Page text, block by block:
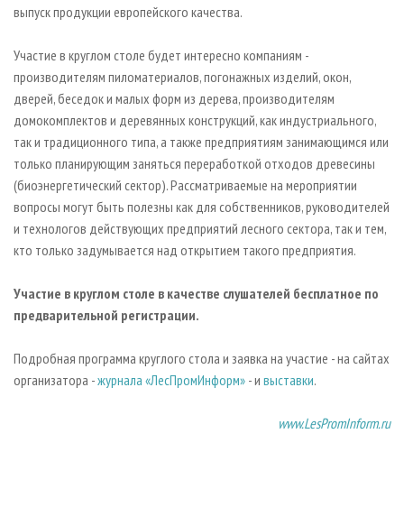
выпуск продукции европейского качества.
Участие в круглом столе будет интересно компаниям -
производителям пиломатериалов, погонажных изделий, окон,
дверей, беседок и малых форм из дерева, производителям
домокомплектов и деревянных конструкций, как индустриального,
так и традиционного типа, а также предприятиям занимающимся или
только планирующим заняться переработкой отходов древесины
(биоэнергетический сектор). Рассматриваемые на мероприятии
вопросы могут быть полезны как для собственников, руководителей
и технологов действующих предприятий лесного сектора, так и тем,
кто только задумывается над открытием такого предприятия.
Участие в круглом столе в качестве слушателей бесплатное по
предварительной регистрации.
Подробная программа круглого стола и заявка на участие - на сайтах
организатора -журнала «ЛесПромИнформ» - и выставки.
www.LesPromInform.ru